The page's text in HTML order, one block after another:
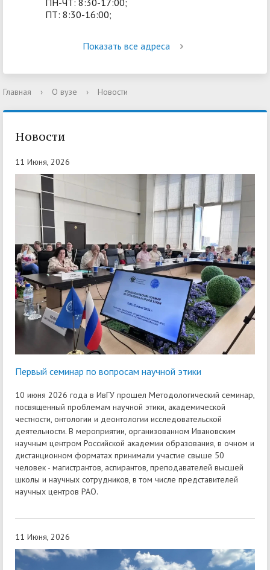
ПН-ЧТ: 8:30-17:00;
ПТ: 8:30-16:00;
Показать все адреса
Главная › О вузе › Новости
Новости
11 Июня, 2026
Первый семинар по вопросам научной этики
10 июня 2026 года в ИвГУ прошел Методологический семинар,
посвященный проблемам научной этики, академической
честности, онтологии и деонтологии исследовательской
деятельности. В мероприятии, организованном Ивановским
научным центром Российской академии образования, в очном и
дистанционном форматах принимали участие свыше 50
человек - магистрантов, аспирантов, преподавателей высшей
школы и научных сотрудников, в том числе представителей
научных центров РАО.
11 Июня, 2026